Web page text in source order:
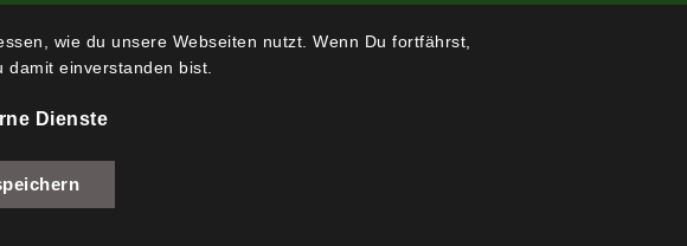
wie du unsere Webseiten nutzt. Wenn Du fortfährst,
einverstanden bist.
Dienste